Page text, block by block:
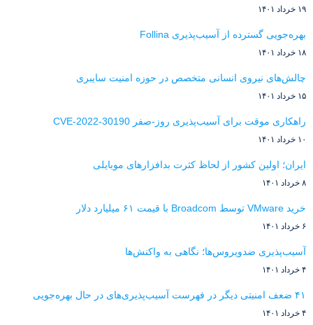
۱۹ خرداد ۱۴۰۱
بهره‌جویی گسترده از آسیب‌پذیری Follina
۱۸ خرداد ۱۴۰۱
چالش‌های نیروی انسانی متخصص در حوزه امنیت سایبری
۱۵ خرداد ۱۴۰۱
راهکاری موقت برای آسیب‌پذیری روز-صفر CVE-2022-30190
۱۰ خرداد ۱۴۰۱
ایران؛ اولین کشور از لحاظ کثرت بدافزارهای موبایلی
۸ خرداد ۱۴۰۱
خرید VMware توسط Broadcom با قیمت ۶۱ میلیارد دلار
۶ خرداد ۱۴۰۱
آسیب‌پذیری ضدویروس‌ها؛ نگاهی به واکنش‌ها
۴ خرداد ۱۴۰۱
۴۱ ضعف امنیتی دیگر در فهرست آسیب‌پذیری‌های در حال بهره‌جویی
۴ خرداد ۱۴۰۱